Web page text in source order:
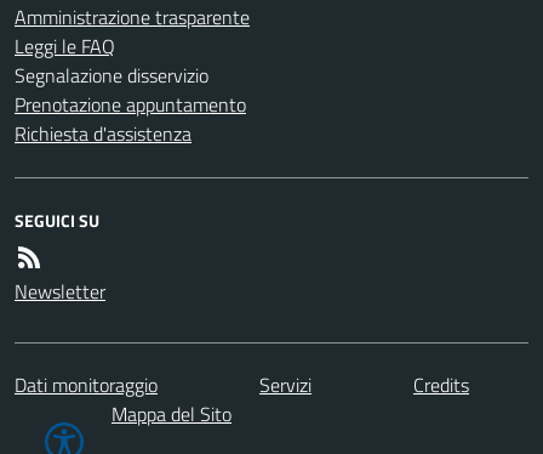
Amministrazione trasparente
Leggi le FAQ
Segnalazione disservizio
Prenotazione appuntamento
Richiesta d'assistenza
SEGUICI SU
Newsletter
Dati monitoraggio Servizi
Credits
Mappa del Sito